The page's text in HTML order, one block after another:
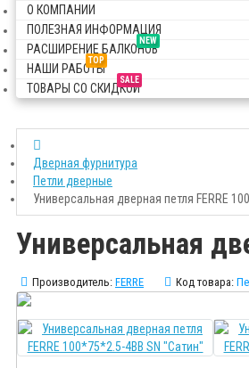
О КОМПАНИИ
ПОЛЕЗНАЯ ИНФОРМАЦИЯ
NEW
РАСШИРЕНИЕ БАЛКОНОВ
TOP
НАШИ РАБОТЫ
SALE
ТОВАРЫ СО СКИДКОЙ
Дверная фурнитура
Петли дверные
Универсальная дверная петля FERRE
Универсальная
Производитель: FERRE Код товара: